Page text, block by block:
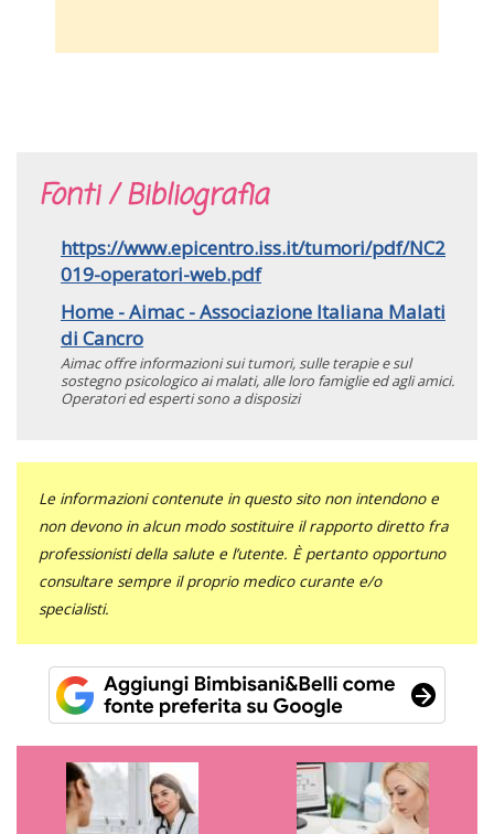
Fonti / Bibliografia
https://www.epicentro.iss.it/tumori/pdf/NC2
019-operatori-web.pdf
Home - Aimac - Associazione Italiana Malati
di Cancro
Aimac offre informazioni sui tumori, sulle terapie e sul
sostegno psicologico ai malati, alle loro famiglie ed agli amici.
Operatori ed esperti sono a disposizi
Le informazioni contenute in questo sito non intendono e
non devono in alcun modo sostituire il rapporto diretto fra
professionisti della salute e l’utente. È pertanto opportuno
consultare sempre il proprio medico curante e/o
specialisti.